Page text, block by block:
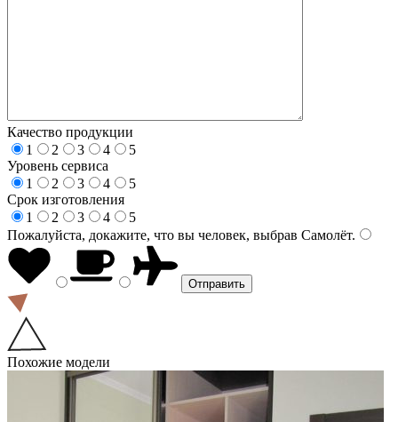
Качество продукции
1
2 3 4
5
Уровень сервиса
1
2 3 4
5
Срок изготовления
1
2 3 4
5
Пожалуйста, докажите, что вы человек, выбрав Самолёт.
Похожие модели